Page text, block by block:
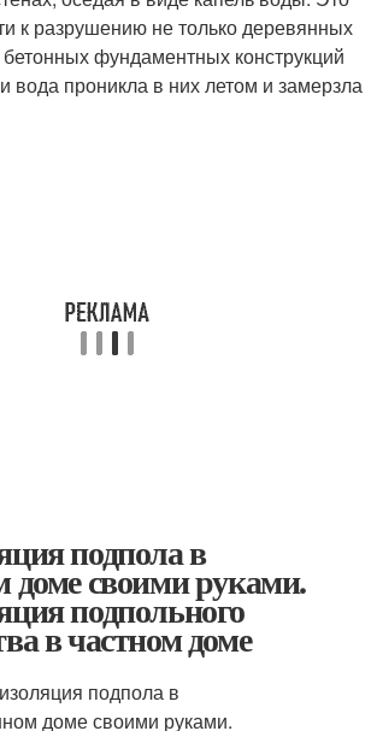
к разрушению не только деревянных
фундаментных конструкций
вода проникла в них летом и замерзла
подпола в
доме своими руками.
подпольного
в частном доме